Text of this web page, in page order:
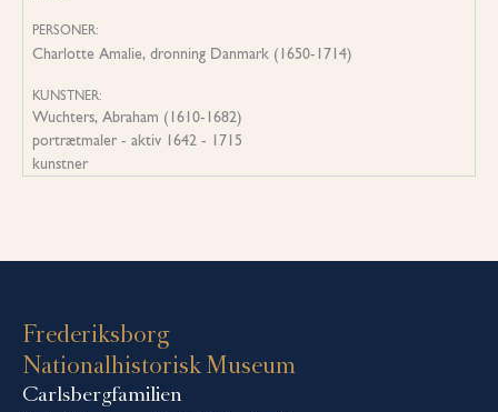
PERSONER:
Charlotte Amalie, dronning Danmark (1650-1714)
KUNSTNER:
Wuchters, Abraham (1610-1682)
portrætmaler - aktiv 1642 - 1715
kunstner
Frederiksborg
Nationalhistorisk Museum
Carlsbergfamilien